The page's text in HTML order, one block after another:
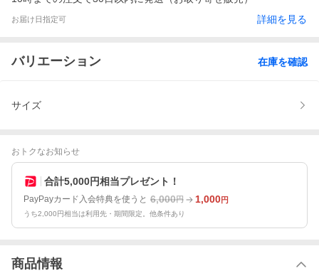
お届け日指定可 詳細を見る
バリエーション 在庫を確認
サイズ
おトクなお知らせ
合計5,000円相当プレゼント！
PayPayカード入会特典を使うと 6,000円 1,000円
うち2,000円相当は利用先・期間限定。他条件あり
商品情報